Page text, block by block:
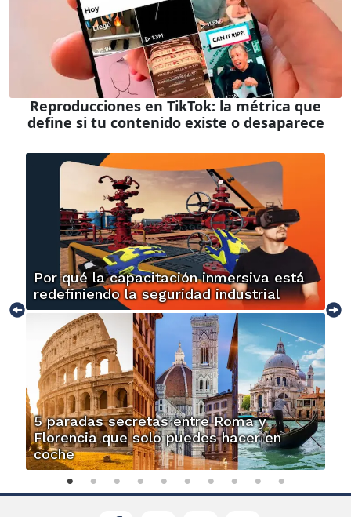
Reproducciones en TikTok: la métrica que
define si tu contenido existe o desaparece
Por qué la capacitación inmersiva está
redefiniendo la seguridad industrial
5 paradas secretas entre Roma y
Florencia que solo puedes hacer en
coche